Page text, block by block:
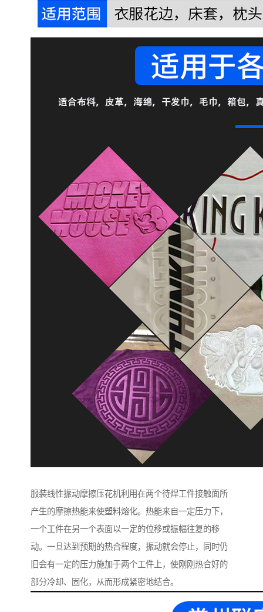
服装线性振动摩擦压花机利用在两个待焊工件接触面所
产生的摩擦热能来使塑料熔化。热能来自一定压力下，
一个工件在另一个表面以一定的位移或振幅往复的移
动。一旦达到预期的热合程度，振动就会停止，同时仍
旧会有一定的压力施加于两个工件上，使刚刚热合好的
部分冷却、固化，从而形成紧密地结合。